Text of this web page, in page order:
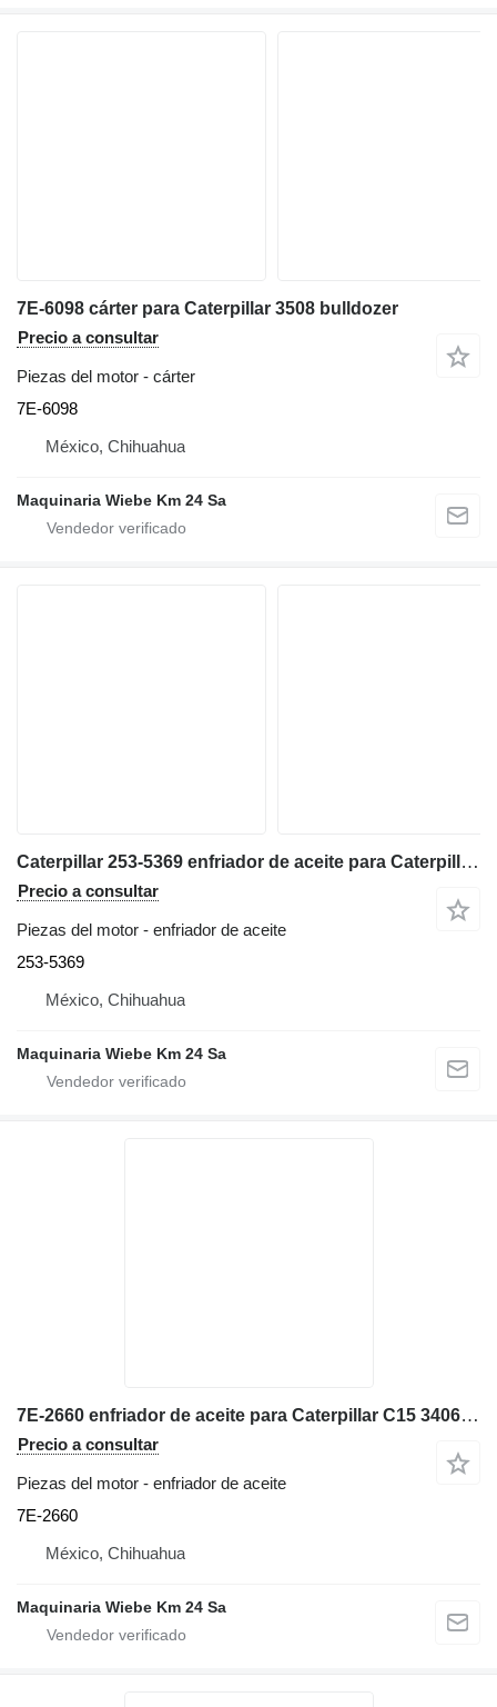
7E-6098 cárter para Caterpillar 3508 bulldozer
Precio a consultar
Piezas del motor - cárter
7E-6098
México, Chihuahua
Maquinaria Wiebe Km 24 Sa
Caterpillar 253-5369 enfriador de aceite para Caterpillar D6T bulldozer
Precio a consultar
Piezas del motor - enfriador de aceite
253-5369
México, Chihuahua
Maquinaria Wiebe Km 24 Sa
7E-2660 enfriador de aceite para Caterpillar C15 3406 excavadora
Precio a consultar
Piezas del motor - enfriador de aceite
7E-2660
México, Chihuahua
Maquinaria Wiebe Km 24 Sa